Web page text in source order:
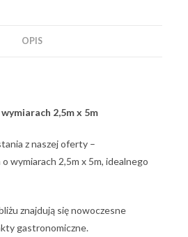
OPIS
2,5m x 5m
z naszej oferty –
wymiarach 2,5m x 5m, idealnego
znajdują się nowoczesne
gastronomiczne.